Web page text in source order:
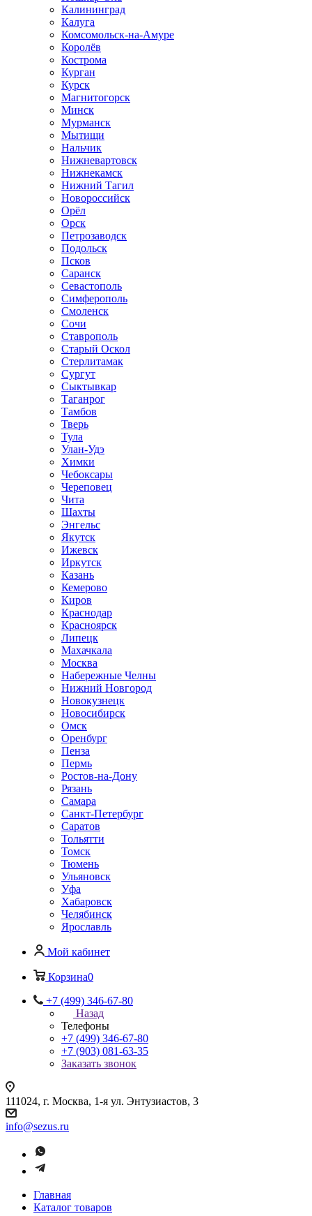
Калининград
Калуга
Комсомольск-на-Амуре
Королёв
Кострома
Курган
Курск
Магнитогорск
Минск
Мурманск
Мытищи
Нальчик
Нижневартовск
Нижнекамск
Нижний Тагил
Новороссийск
Орёл
Орск
Петрозаводск
Подольск
Псков
Саранск
Севастополь
Симферополь
Смоленск
Сочи
Ставрополь
Старый Оскол
Стерлитамак
Сургут
Сыктывкар
Таганрог
Тамбов
Тверь
Тула
Улан-Удэ
Химки
Чебоксары
Череповец
Чита
Шахты
Энгельс
Якутск
Ижевск
Иркутск
Казань
Кемерово
Киров
Краснодар
Красноярск
Липецк
Махачкала
Москва
Набережные Челны
Нижний Новгород
Новокузнецк
Новосибирск
Омск
Оренбург
Пенза
Пермь
Ростов-на-Дону
Рязань
Самара
Санкт-Петербург
Саратов
Тольятти
Томск
Тюмень
Ульяновск
Уфа
Хабаровск
Челябинск
Ярославль
Мой кабинет
Корзина0
+7 (499) 346-67-80
Назад
Телефоны
+7 (499) 346-67-80
+7 (903) 081-63-35
Заказать звонок
111024, г. Москва, 1-я ул. Энтузиастов, 3
info@sezus.ru
Главная
Каталог товаров